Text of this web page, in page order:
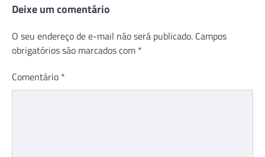
Deixe um comentário
O seu endereço de e-mail não será publicado. Campos
obrigatórios são marcados com *
Comentário *